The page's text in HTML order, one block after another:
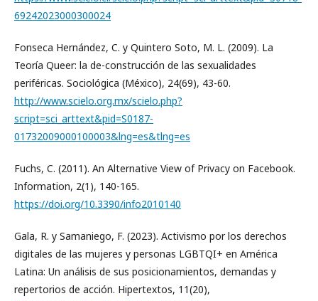
69242023000300024
Fonseca Hernández, C. y Quintero Soto, M. L. (2009). La
Teoría Queer: la de-construcción de las sexualidades
periféricas. Sociológica (México), 24(69), 43-60.
http://www.scielo.org.mx/scielo.php?
script=sci_arttext&pid=S0187-
01732009000100003&lng=es&tlng=es
Fuchs, C. (2011). An Alternative View of Privacy on Facebook.
Information, 2(1), 140-165.
https://doi.org/10.3390/info2010140
Gala, R. y Samaniego, F. (2023). Activismo por los derechos
digitales de las mujeres y personas LGBTQI+ en América
Latina: Un análisis de sus posicionamientos, demandas y
repertorios de acción. Hipertextos, 11(20),